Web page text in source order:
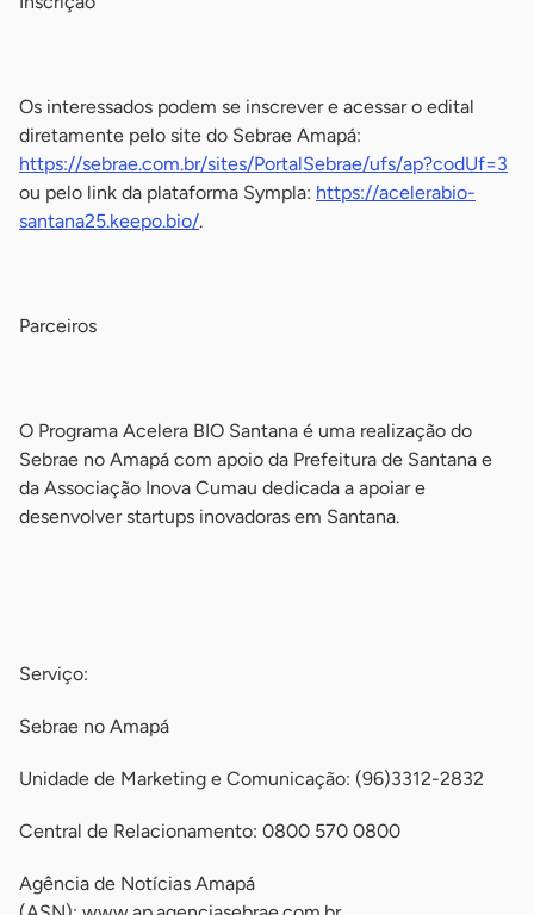
Os interessados podem se inscrever e acessar o edital
diretamente pelo site do Sebrae Amapá:
https://sebrae.com.br/sites/PortalSebrae/ufs/ap?codUf=3
ou pelo link da plataforma Sympla: https://acelerabio-
santana25.keepo.bio/.
Parceiros
O Programa Acelera BIO Santana é uma realização do
Sebrae no Amapá com apoio da Prefeitura de Santana e
da Associação Inova Cumau dedicada a apoiar e
desenvolver startups inovadoras em Santana.
Serviço:
Sebrae no Amapá
Unidade de Marketing e Comunicação: (96)3312-2832
Central de Relacionamento: 0800 570 0800
Agência de Notícias Amapá